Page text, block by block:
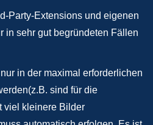
Party-Extensions und eigenen
in sehr gut begründeten Fällen
in der maximal erforderlichen
sind für die
viel kleinere Bilder